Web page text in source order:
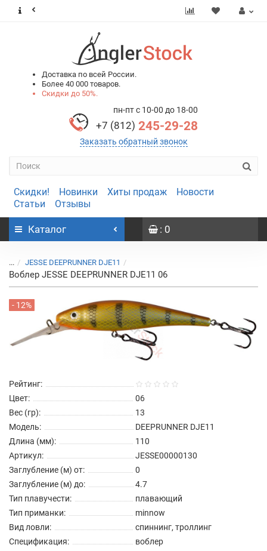
Доставка по всей России.
Более 40 000 товаров.
Скидки до 50%.
пн-пт с 10-00 до 18-00
+7 (812) 245-29-28
Заказать обратный звонок
Скидки! Новинки Хиты продаж
Новости
Статьи
Отзывы
Каталог : 0
... JESSE DEEPRUNNER DJE11
Воблер JESSE DEEPRUNNER DJE11 06
- 12%
Рейтинг:
Цвет:
06
Вес (гр):
13
Модель:
DEEPRUNNER DJE11
Длина (мм):
110
Артикул:
JESSE00000130
Заглубление (м) от:
0
Заглубление (м) до:
4.7
Тип плавучести:
плавающий
Тип приманки:
minnow
Вид ловли:
спиннинг, троллинг
Спецификация:
воблер